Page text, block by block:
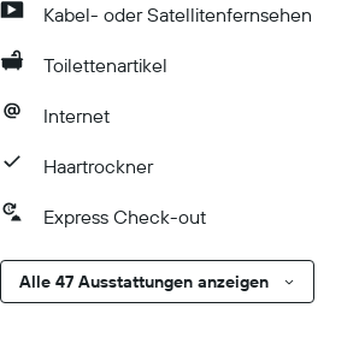
Kabel- oder Satellitenfernsehen
Toilettenartikel
Internet
Haartrockner
Express Check-out
Alle 47 Ausstattungen anzeigen